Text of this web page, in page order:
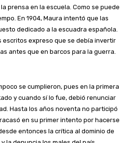
prensa en la escuela. Como se puede
En 1904, Maura intentó que las
dedicado a la escuadra española.
escritos expreso que se debía invertir
antes que en barcos para la guerra.
se cumplieron, pues en la primera
y cuando sí lo fue, debió renunciar
Hasta los años noventa no participó
en su primer intento por hacerse
entonces la crítica al dominio de